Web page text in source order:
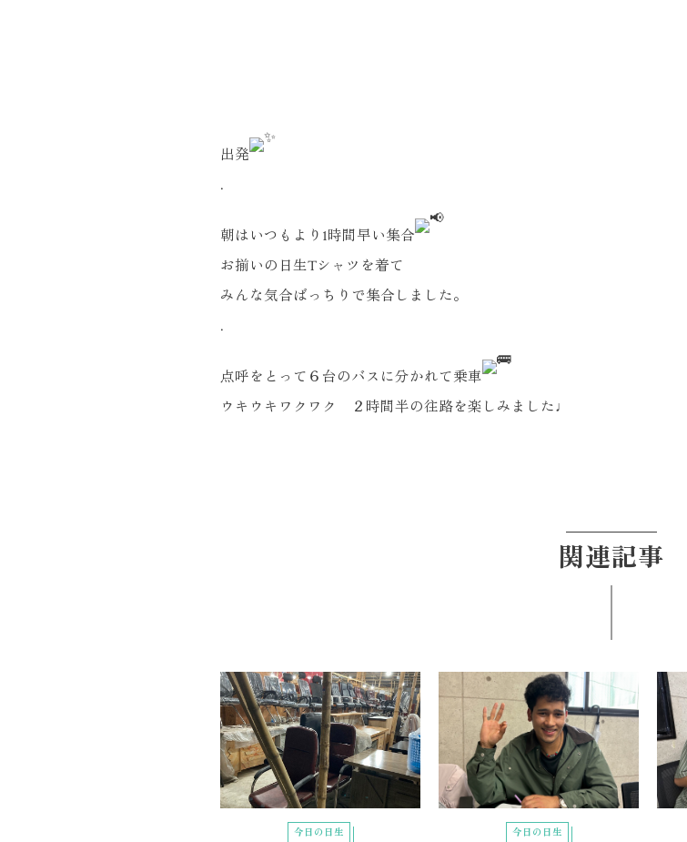
出発
.
朝はいつもより1時間早い集合
お揃いの日生Tシャツを着て
みんな気合ばっちりで集合しました。
.
点呼をとって６台のバスに分かれて乗車
ウキウキワクワク ２時間半の往路を楽しみました♩
関連記事
今日の日生 今日の日生